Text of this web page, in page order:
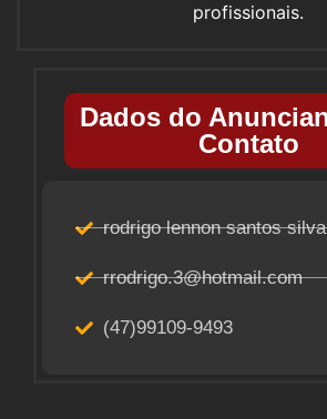
profissionais.
Dados do
Contato
rodrigo lennon santos silva
rrodrigo.3@hotmail.com
(47)99109-9493